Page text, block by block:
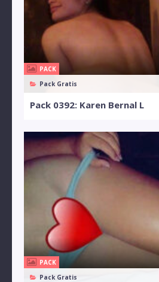
PACK
Pack Gratis
Pack 0392: Karen Bernal L
PACK
Pack Gratis